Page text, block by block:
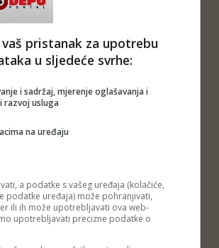
pristanak za upotrebu
u sljedeće svrhe:
i sadržaj, mjerenje oglašavanja i
razvoj usluga
na uređaju
a podatke s vašeg uređaja (kolačiće,
podatke uređaja) može pohranjivati,
ili ih može upotrebljavati ova web-
upotrebljavati precizne podatke o